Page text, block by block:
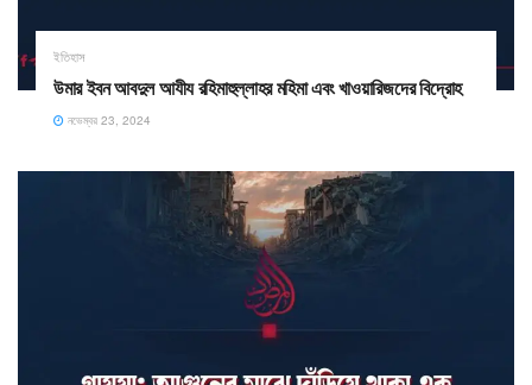
ইতিহাস
উমার ইবন আবদুল আযীয রহিমাহুল্লাহর মহিমা এবং খাওয়ারিজদের বিদ্রোহ
নভেম্বর 23, 2024